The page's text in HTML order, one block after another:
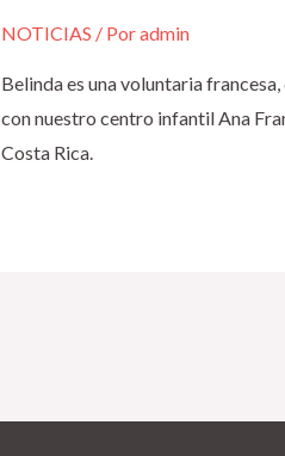
NOTICIAS / Poradmin
Belinda es una voluntaria
con nuestro centro infantil Ana
Costa Rica.